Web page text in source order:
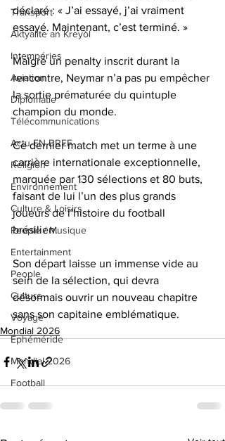
Transport
Aktyalite an Kreyòl
Intempéries
Aviation
Diplomatie
Télécommunications
Actu EN BREF
Religion
Environnement
Culture & Loisirs
People / Musique
Entertainment
People
Culture
Voyage
Éphéméride
Mondial 2026
Football
déclaré : « J’ai essayé, j’ai vraiment
essayé. Maintenant, c’est terminé. »
Malgré un penalty inscrit durant la
rencontre, Neymar n’a pas pu empêcher
la sortie prématurée du quintuple
champion du monde.
Ce dernier match met un terme à une
carrière internationale exceptionnelle,
marquée par 130 sélections et 80 buts,
faisant de lui l’un des plus grands
joueurs de l’histoire du football
brésilien.
Son départ laisse un immense vide au
sein de la sélection, qui devra
désormais ouvrir un nouveau chapitre
sans son capitaine emblématique.
Mondial 2026